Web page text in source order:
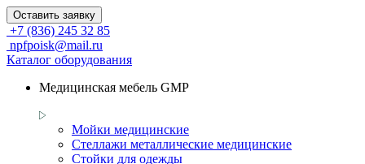
Оставить заявку
+7 (836) 245 32 85
npfpoisk@mail.ru
Каталог оборудования
Медицинская мебель GMP
Мойки медицинские
Стеллажи металлические медицинские
Стойки для одежды